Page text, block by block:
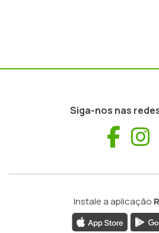
Siga-nos nas
Instale a aplicação